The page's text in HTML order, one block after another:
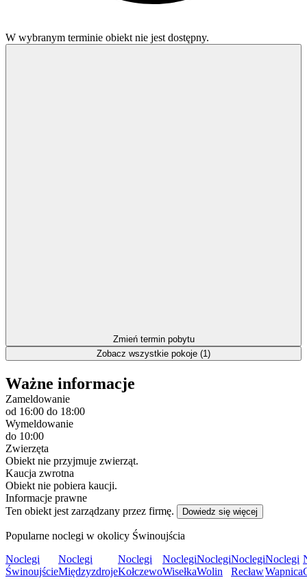
W wybranym terminie obiekt nie jest dostępny.
Zmień termin pobytu
Zobacz wszystkie pokoje (1)
Ważne informacje
Zameldowanie
od 16:00 do 18:00
Wymeldowanie
do 10:00
Zwierzęta
Obiekt nie przyjmuje zwierząt.
Kaucja zwrotna
Obiekt nie pobiera kaucji.
Informacje prawne
Ten obiekt jest zarządzany przez firmę.
Dowiedz się więcej
Popularne noclegi w okolicy Świnoujścia
Noclegi
Świnoujście
Noclegi
Międzyzdroje
Noclegi
Kołczewo
Noclegi
Wisełka
Noclegi
Wolin
Noclegi
Recław
Noclegi
Wapnica